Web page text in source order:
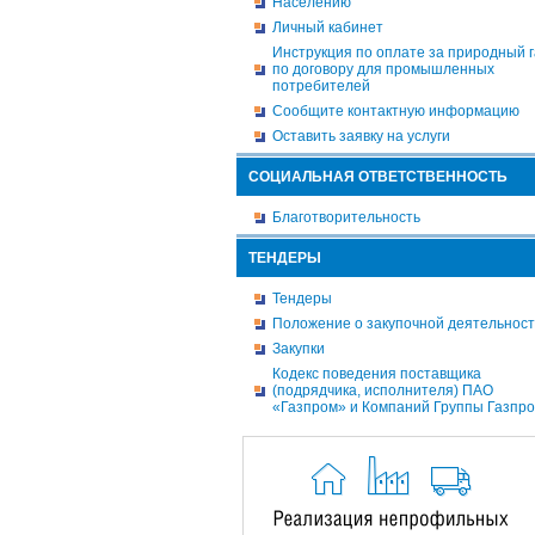
Личный кабинет
Инструкция по оплате за природный
по договору для промышленных
потребителей
Сообщите контактную информацию
Оставить заявку на услуги
СОЦИАЛЬНАЯ ОТВЕТСТВЕННОСТЬ
Благотворительность
ТЕНДЕРЫ
Тендеры
Положение о закупочной
Закупки
Кодекс поведения поставщика
(подрядчика, исполнителя) ПАО
«Газпром» и Компаний Группы